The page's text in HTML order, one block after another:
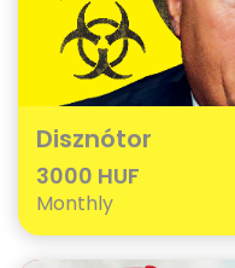
Disznótor
3000 HUF
Monthly